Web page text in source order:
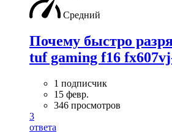
Средний
Почему быстро
tuf gaming f16
1 подписчик
15 февр.
346 просмотров
3
ответа